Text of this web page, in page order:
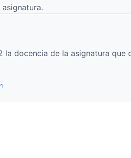
asignatura.
la docencia de la asignatura